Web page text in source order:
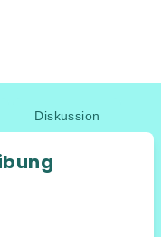
Diskussion